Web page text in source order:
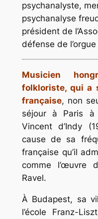
psychanalyste,
psychanalyse
président de
défense de
Musicien
folkloriste, qui a
française, non
séjour à Paris à
Vincent d’Indy
cause de sa
française qu’il
comme l’œuvre
Ravel.
À Budapest, sa
l’école Franz-